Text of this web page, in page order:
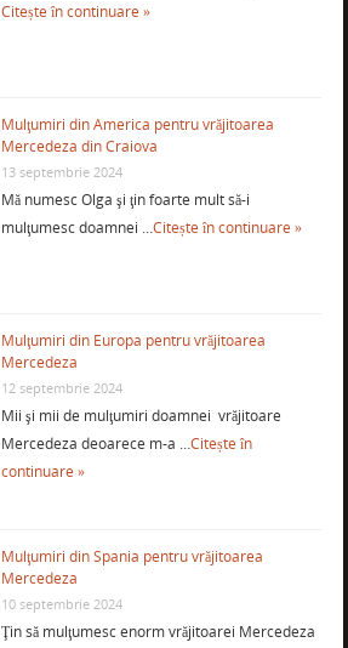
Citește în continuare »
Mulţumiri din America pentru vrăjitoarea
Mercedeza din Craiova
13 septembrie 2024
Mă numesc Olga şi ţin foarte mult să-i
mulţumesc doamnei …Citește în continuare »
Mulţumiri din Europa pentru vrăjitoarea
Mercedeza
12 septembrie 2024
Mii şi mii de mulţumiri doamnei vrăjitoare
Mercedeza deoarece m-a …Citește în
continuare »
Mulţumiri din Spania pentru vrăjitoarea
Mercedeza
10 septembrie 2024
Ţin să mulţumesc enorm vrăjitoarei Mercedeza